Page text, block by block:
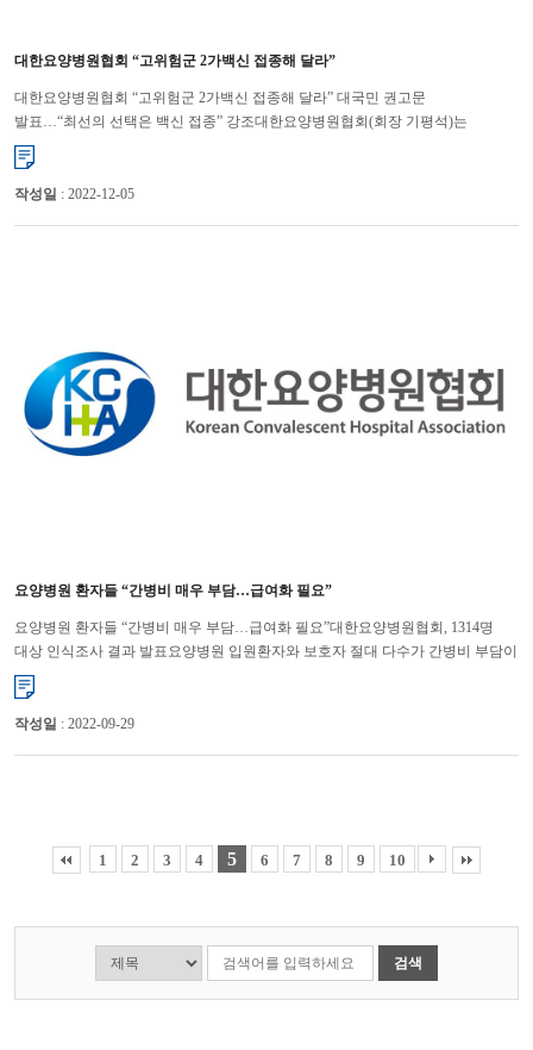
대한요양병원협회 “고위험군 2가백신 접종해 달라”
대한요양병원협회 “고위험군 2가백신 접종해 달라” 대국민 권고문
발표…“최선의 선택은 백신 접종” 강조대한요양병원협회(회장 기평석)는
겨울철을 맞아 코로나19 확진자, 사망자가 점차 증가하고 있는 만큼 요양병원...
작성일 : 2022-12-05
요양병원 환자들 “간병비 매우 부담…급여화 필요”
요양병원 환자들 “간병비 매우 부담…급여화 필요”대한요양병원협회, 1314명
대상 인식조사 결과 발표요양병원 입원환자와 보호자 절대 다수가 간병비 부담이
매우 커 보험 급여화에 찬성하는 것으로 조사됐다. 대한...
작성일 : 2022-09-29
1 2 3 4 5 6 7 8 9 10
검색